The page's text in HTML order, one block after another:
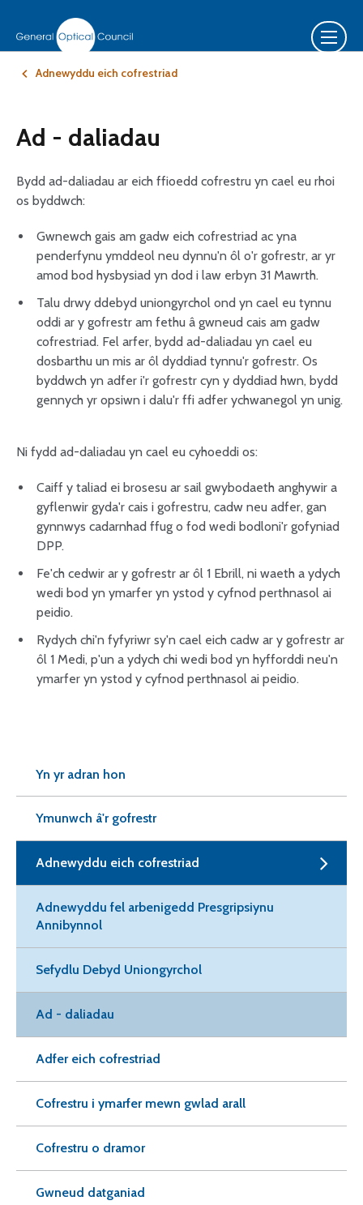
Adnewyddu eich cofrestriad
Ad - daliadau
Bydd ad-daliadau ar eich ffioedd cofrestru yn cael eu rhoi
os byddwch:
Gwnewch gais am gadw eich cofrestriad ac yna
penderfynu ymddeol neu dynnu'n ôl o'r gofrestr, ar yr
amod bod hysbysiad yn dod i law erbyn 31 Mawrth.
Talu drwy ddebyd uniongyrchol ond yn cael eu tynnu
oddi ar y gofrestr am fethu â gwneud cais am gadw
cofrestriad. Fel arfer, bydd ad-daliadau yn cael eu
dosbarthu un mis ar ôl dyddiad tynnu'r gofrestr. Os
byddwch yn adfer i'r gofrestr cyn y dyddiad hwn, bydd
gennych yr opsiwn i dalu'r ffi adfer ychwanegol yn unig.
Ni fydd ad-daliadau yn cael eu cyhoeddi os:
Caiff y taliad ei brosesu ar sail gwybodaeth anghywir a
gyflenwir gyda'r cais i gofrestru, cadw neu adfer, gan
gynnwys cadarnhad ffug o fod wedi bodloni'r gofyniad
DPP.
Fe'ch cedwir ar y gofrestr ar ôl 1 Ebrill, ni waeth a ydych
wedi bod yn ymarfer yn ystod y cyfnod perthnasol ai
peidio.
Rydych chi'n fyfyriwr sy'n cael eich cadw ar y gofrestr ar
ôl 1 Medi, p'un a ydych chi wedi bod yn hyfforddi neu'n
ymarfer yn ystod y cyfnod perthnasol ai peidio.
Yn yr adran hon
Ymunwch â'r gofrestr
Adnewyddu eich cofrestriad
Adnewyddu fel arbenigedd Presgripsiynu
Annibynnol
Sefydlu Debyd Uniongyrchol
Ad - daliadau
Adfer eich cofrestriad
Cofrestru i ymarfer mewn gwlad arall
Cofrestru o dramor
Gwneud datganiad